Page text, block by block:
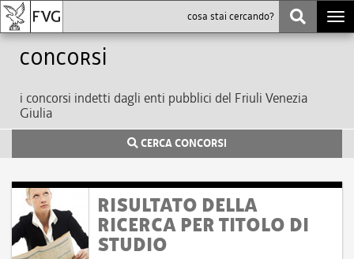
Concorsi
i concorsi indetti dagli enti pubblici del Friuli Venezia
Giulia
CERCA CONCORSI
RISULTATO DELLA
RICERCA PER TITOLO DI
STUDIO